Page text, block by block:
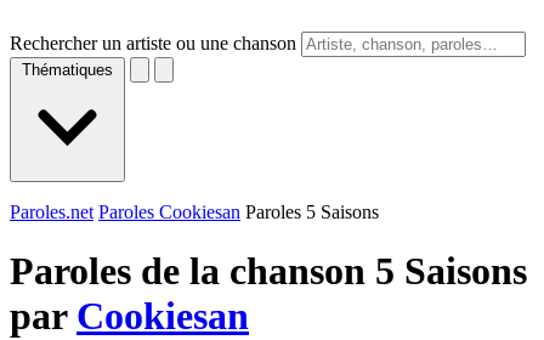
Rechercher un artiste ou une chanson
Thématiques
Paroles.net Paroles Cookiesan Paroles 5 Saisons
Paroles de la chanson 5 Saisons
par Cookiesan